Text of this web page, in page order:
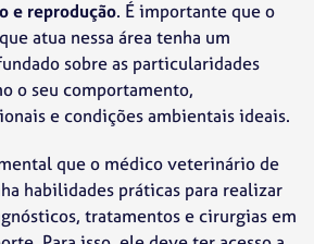
e reprodução. É importante que o
atua nessa área tenha um
sobre as particularidades
o seu comportamento,
e condições ambientais ideais.
que o médico veterinário de
habilidades práticas para realizar
tratamentos e cirurgias em